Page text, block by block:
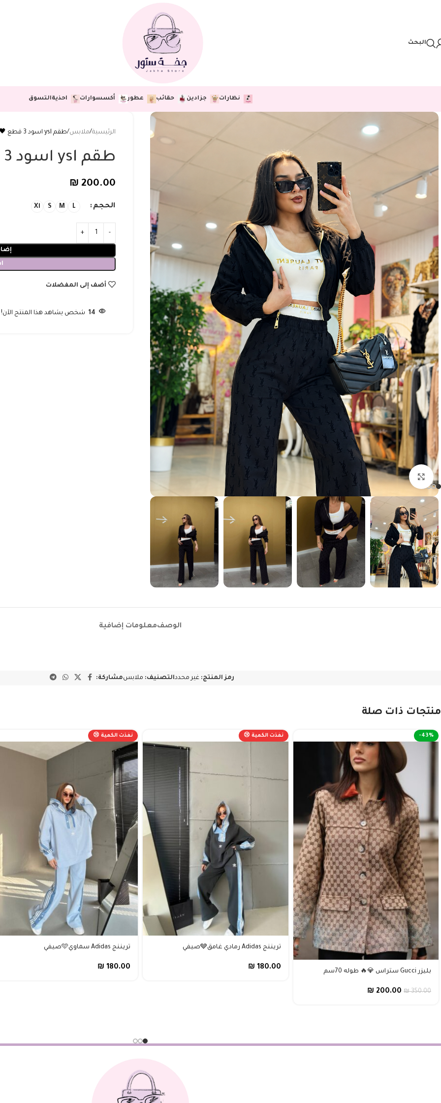
البحث
نظارات جزادين حقائب عطور أكسسوارات احذيةالتسوق
Click to enlarge
الرئيسية ملابس طقم ysl اسود 3 قطع 🖤
طقم ysl اسود 3 قطع 🖤
₪ 200.00
الحجم L
M
S
Xl
أضف إلى المفضلات
14 شخص يشاهد هذا المنتج الآن!
الوصفمعلومات إضافية
رمز المنتج:غير محددالتصنيف: ملابسمشاركة:
منتجات ذات صلة
-43%
بليزر Gucci ستراس 💎🔥 طوله 70سم
₪350.00
₪ 200.00
نفذت الكمية 😢
تريننج Adidas رمادي غامق🩶صيفي
₪ 180.00
نفذت الكمية 😢
تريننج Adidas سماوي🩵صيفي
₪ 180.00